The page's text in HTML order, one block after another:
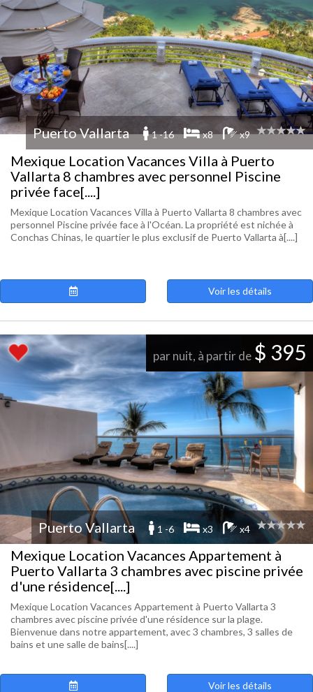
Puerto Vallarta 1 -16 x8 x9
Mexique Location Vacances Villa à Puerto
Vallarta 8 chambres avec personnel Piscine
privée face[....]
Mexique Location Vacances Villa à Puerto Vallarta 8 chambres avec
personnel Piscine privée face à l'Océan. La propriété est nichée à
Conchas Chinas, le quartier le plus exclusif de Puerto Vallarta à[....]
Voir les détails
par nuit, à partir de $ 395
Puerto Vallarta 1 -6 x3 x4
Mexique Location Vacances Appartement à
Puerto Vallarta 3 chambres avec piscine privée
d'une résidence[....]
Mexique Location Vacances Appartement à Puerto Vallarta 3
chambres avec piscine privée d'une résidence sur la plage.
Bienvenue dans notre appartement, avec 3 chambres, 3 salles de
bains et une salle de bains[....]
Voir les détails